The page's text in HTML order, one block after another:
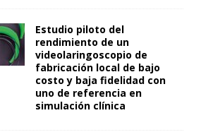
Estudio piloto del
rendimiento de un
videolaringoscopio de
fabricación local de bajo
costo y baja fidelidad con
uno de referencia en
simulación clínica